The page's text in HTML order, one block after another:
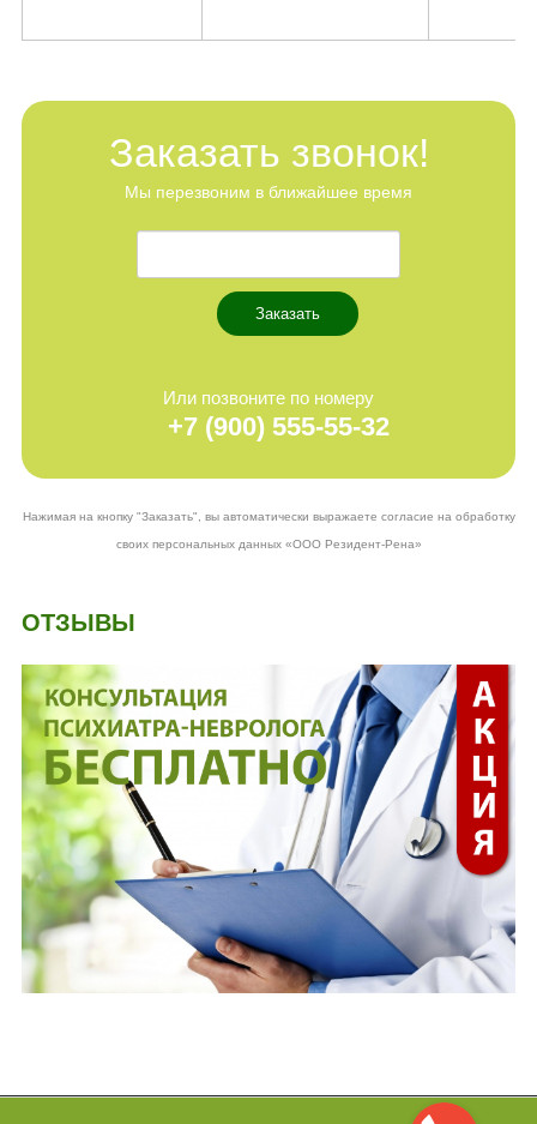
Заказать звонок!
Мы перезвоним в ближайшее время
Заказать
Или позвоните по номеру
+7 (900) 555-55-32
Нажимая на кнопку "Заказать", вы автоматически выражаете согласие на обработку
своих персональных данных «ООО Резидент-Рена»
ОТЗЫВЫ